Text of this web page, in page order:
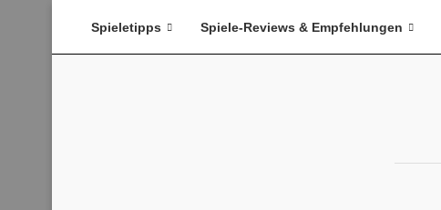
Spieletipps Spiele-Reviews & Empfehlungen